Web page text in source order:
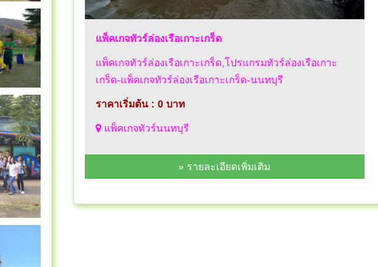
แพ็คเกจทัวร์ล่องเรือเกาะเกร็ด
แพ็คเกจทัวร์ล่องเรือเกาะเกร็ด,โปรแกรมทัวร์ล่องเรือเกาะ
เกร็ด-แพ็คเกจทัวร์ล่องเรือเกาะเกร็ด-นนทบุรี
ราคาเริ่มต้น : 0 บาท
แพ็คเกจทัวร์นนทบุรี
» รายละเอียดเพิ่มเติม